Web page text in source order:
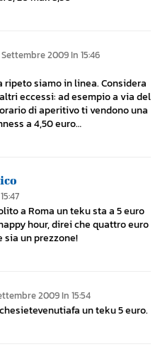
Settembre 2009 In 15:46
ripeto siamo in linea. Considera
eccessi: ad esempio a via del
di aperitivo ti vendono una
a 4,50 euro…
a Roma un teku sta a 5 euro
hour, direi che quattro euro
sia un prezzone!
2009 In 15:54
un teku 5 euro.